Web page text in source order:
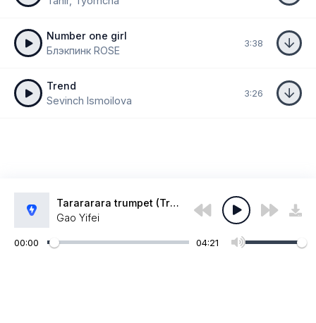
Number one girl
Блэкпинк ROSE
3:38
Trend
Sevinch Ismoilova
3:26
Tarararara trumpet (Trend music)
Gao Yifei
00:00 04:21